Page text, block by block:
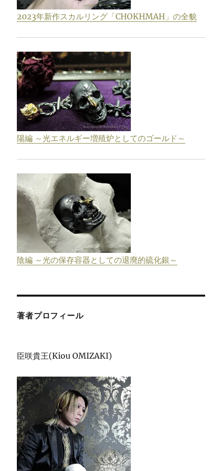
2023年新作スカルリング「CHOKHMAH」の全貌
陽編 ～光エネルギー増殖炉としてのゴールド～
陰編 ～光の保存容器としての退廃的硫化銀～
著者プロフィール
臣咲貴王(Kiou OMIZAKI)